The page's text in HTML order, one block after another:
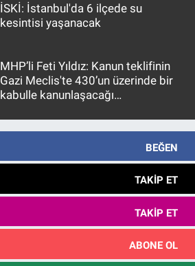
İSKİ: İstanbul'da 6 ilçede su
kesintisi yaşanacak
MHP’li Feti Yıldız: Kanun teklifinin
Gazi Meclis'te 430’un üzerinde bir
kabulle kanunlaşacağı
BEĞEN
TAKIP ET
TAKIP ET
ABONE OL